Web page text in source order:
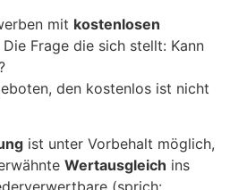
mit kostenlosen
Die Frage die sich stellt: Kann
den kostenlos ist nicht
ist unter Vorbehalt möglich,
Wertausgleich ins